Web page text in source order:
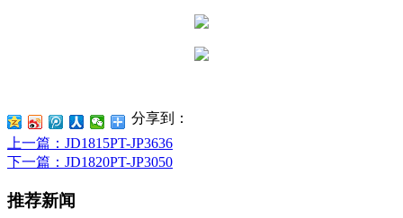
分享到：
上一篇 ：JD1815PT-JP3636
下一篇 ：JD1820PT-JP3050
推荐新闻